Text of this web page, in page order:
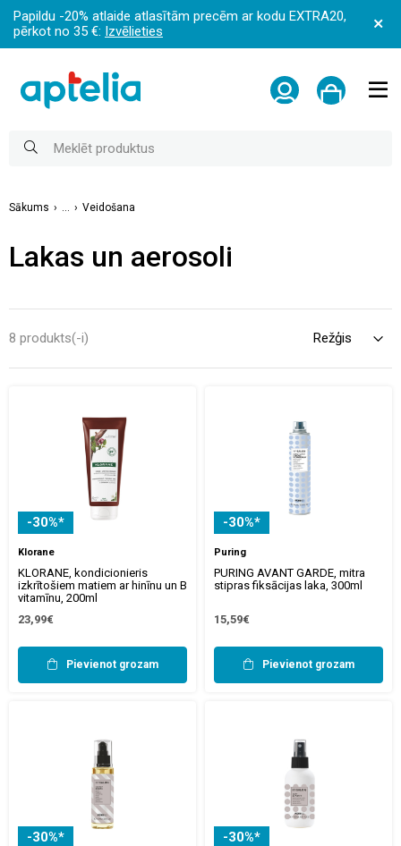
Papildu -20% atlaide atlasītām precēm ar kodu EXTRA20,
pērkot no 35 €: Izvēlieties
Sākums Veidošana
Lakas un aerosoli
8 produkts(-i)
-30%*
Klorane
KLORANE, kondicionieris
izkrītošiem matiem ar hinīnu un B
vitamīnu, 200ml
23,99€
Pievienot grozam
-30%*
Puring
PURING AVANT GARDE, mitra
stipras fiksācijas laka, 300ml
15,59€
Pievienot grozam
-30%* -30%*